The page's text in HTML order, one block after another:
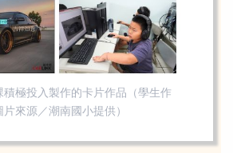
積極投入製作的卡片作品（學生作
片來源／潮南國小提供）